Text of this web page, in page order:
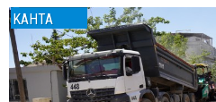
KAHTA